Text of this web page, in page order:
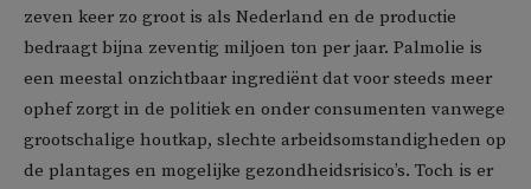
zeven keer zo groot is als Nederland en de productie
bedraagt bijna zeventig miljoen ton per jaar. Palmolie is
een meestal onzichtbaar ingrediënt dat voor steeds meer
ophef zorgt in de politiek en onder consumenten vanwege
grootschalige houtkap, slechte arbeidsomstandigheden op
de plantages en mogelijke gezondheidsrisico’s. Toch is er